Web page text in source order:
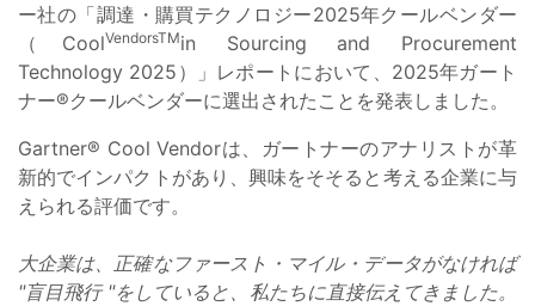
ー社の「調達・購買テクノロジー2025年クールベンダー
（CoolVendorsTMin Sourcing and Procurement
Technology 2025）」レポートにおいて、2025年ガート
ナー®クールベンダーに選出されたことを発表しました。
Gartner® Cool Vendorは、ガートナーのアナリストが革
新的でインパクトがあり、興味をそそると考える企業に与
えられる評価です。
大企業は、正確なファースト・マイル・データがなければ
"盲目飛行 "をしていると、私たちに直接伝えてきました。